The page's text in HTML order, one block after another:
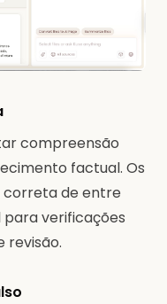
compreensão
factual. Os
correta de entre
verificações
revisão.